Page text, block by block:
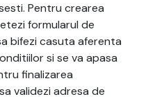
Pentru crearea
formularul de
bifezi casuta aferenta
si se va apasa
finalizarea
validezi adresa de